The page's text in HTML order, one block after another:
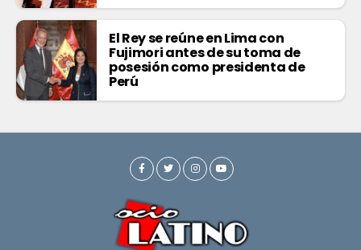
El Rey se reúne en Lima con
Fujimori antes de su toma de
posesión como presidenta de
Perú